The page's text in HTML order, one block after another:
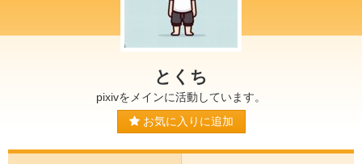
とくち
pixivをメインに活動しています。
お気に入りに追加